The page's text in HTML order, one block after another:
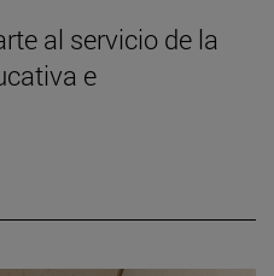
al servicio de la
e